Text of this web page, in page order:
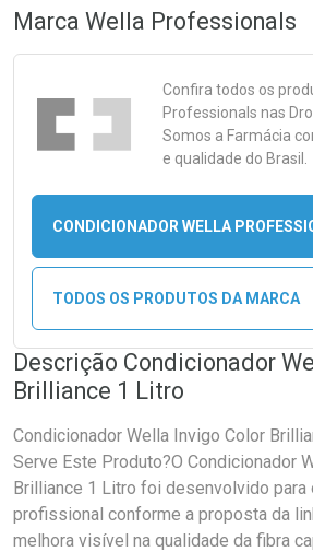
Marca Wella Professionals
Confira todos os
Professionals nas
Somos a Farmácia
e qualidade do Brasil.
CONDICIONADOR WELLA
TODOS OS PRODUTOS DA MARCA
Descrição Condicionador
Brilliance 1 Litro
Condicionador Wella Invigo Color
Serve Este Produto?O Condicionador
Brilliance 1 Litro foi desenvolvido para
profissional conforme a proposta da
melhora visível na qualidade da fibra